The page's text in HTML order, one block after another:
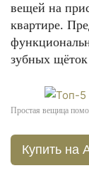
вещей на
квартире.
зубных
Простая вещица
Купить на